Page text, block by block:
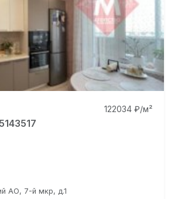
122034 ₽/м²
АО, 7-й мкр, д.1